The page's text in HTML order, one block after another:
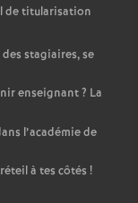
de titularisation
stagiaires, se
enseignant? La
l’académie de
à tes côtés !